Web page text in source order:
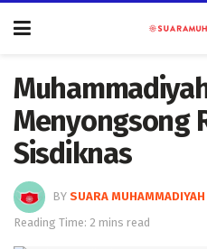
Menyongsong
Sisdiknas
BY SUARA MUHAMMADIYAH
Reading Time: 2 mins read